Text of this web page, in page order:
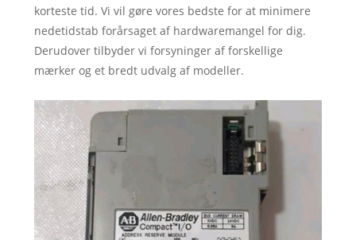
korteste tid. Vi vil gøre vores bedste for at minimere
nedetidstab forårsaget af hardwaremangel for dig.
Derudover tilbyder vi forsyninger af forskellige
mærker og et bredt udvalg af modeller.